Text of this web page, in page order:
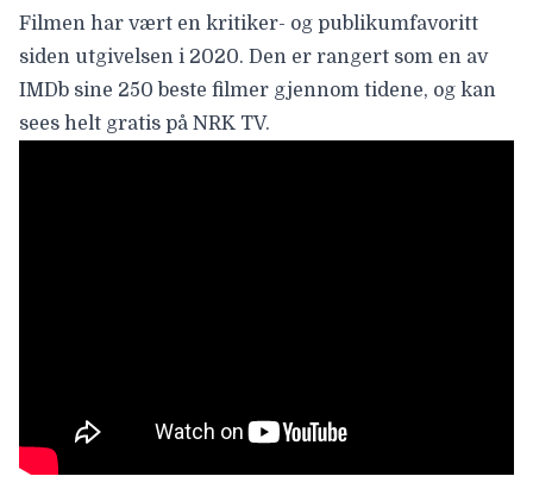
Filmen har vært en kritiker- og publikumfavoritt
siden utgivelsen i 2020. Den er rangert som en av
IMDb sine 250 beste filmer gjennom tidene, og kan
sees helt gratis på NRK TV.